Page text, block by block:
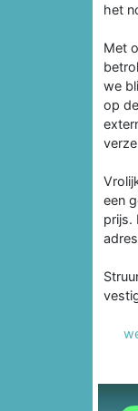
het
Met
we
op
een
prijs.